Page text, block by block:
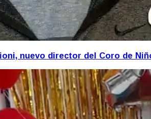
nuevo director del Coro de